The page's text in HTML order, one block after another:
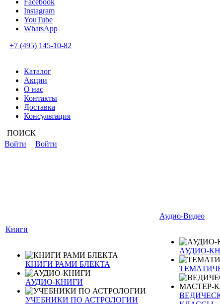
Facebook
Instagram
YouTube
WhatsApp
+7 (495) 145-10-82
Каталог
Акции
О нас
Контакты
Доставка
Консультация
ПОИСК
Войти
Войти
Книги
КНИГИ РАМИ БЛЕКТА
АУДИО-КНИГИ
УЧЕБНИКИ ПО АСТРОЛОГИИ
Аудио-Видео
АУДИО-